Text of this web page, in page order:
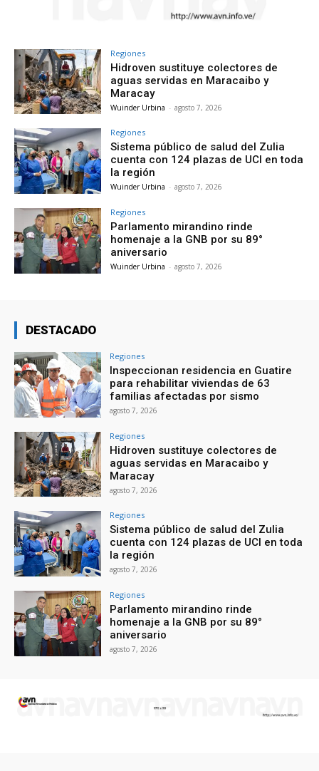
Regiones
Hidroven sustituye colectores de
aguas servidas en Maracaibo y
Maracay
Wuinder Urbina - agosto 7, 2026
Regiones
Sistema público de salud del Zulia
cuenta con 124 plazas de UCI en toda
la región
Wuinder Urbina - agosto 7, 2026
Regiones
Parlamento mirandino rinde
homenaje a la GNB por su 89°
aniversario
Wuinder Urbina - agosto 7, 2026
DESTACADO
Regiones
Inspeccionan residencia en Guatire
para rehabilitar viviendas de 63
familias afectadas por sismo
agosto 7, 2026
Regiones
Hidroven sustituye colectores de
aguas servidas en Maracaibo y
Maracay
agosto 7, 2026
Regiones
Sistema público de salud del Zulia
cuenta con 124 plazas de UCI en toda
la región
agosto 7, 2026
Regiones
Parlamento mirandino rinde
homenaje a la GNB por su 89°
aniversario
agosto 7, 2026